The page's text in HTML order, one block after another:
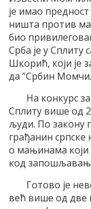
је имао
ништа против
био
Срба је у Сплиту
Шкорић, који је
да ”Србин
На конкурс
Сплиту више од
људи. По закону
грађанин
о мањинама који
код
Готово је
већ више од две